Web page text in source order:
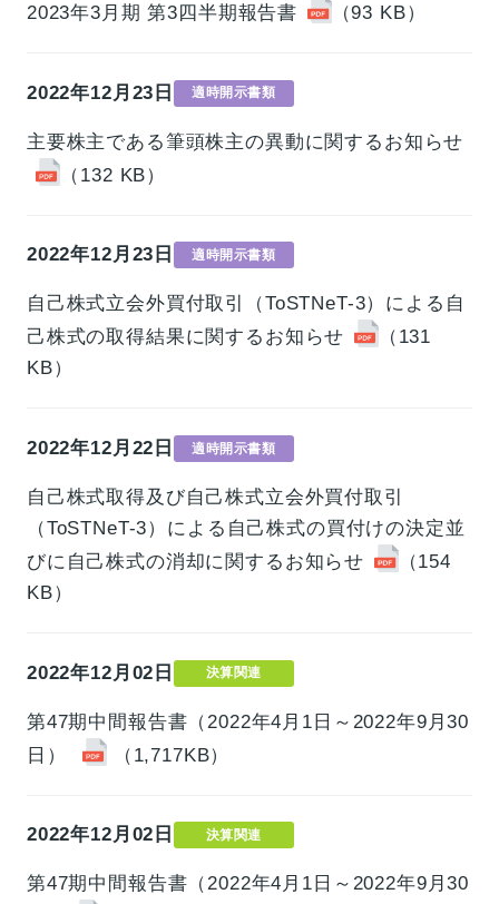
2023年3月期 第3四半期報告書 （93 KB）
2022年12月23日 適時開示書類
主要株主である筆頭株主の異動に関するお知らせ
（132 KB）
2022年12月23日 適時開示書類
自己株式立会外買付取引（ToSTNeT-3）による自
己株式の取得結果に関するお知らせ
（131
KB）
2022年12月22日 適時開示書類
自己株式取得及び自己株式立会外買付取引
（ToSTNeT-3）による自己株式の買付けの決定並
びに自己株式の消却に関するお知らせ
（154
KB）
2022年12月02日 決算関連
第47期中間報告書（2022年4月1日～2022年9月30
日）
（1,717KB）
2022年12月02日 決算関連
第47期中間報告書（2022年4月1日～2022年9月30